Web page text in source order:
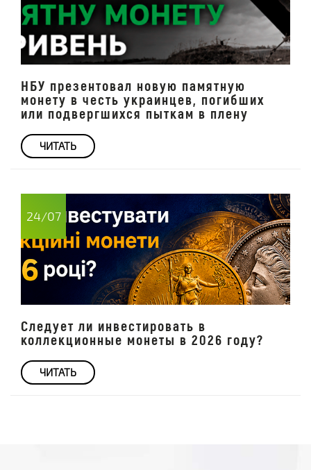
НБУ презентовал новую памятную
монету в честь украинцев, погибших
или подвергшихся пыткам в плену
ЧИТАТЬ
24/07
Следует ли инвестировать в
коллекционные монеты в 2026 году?
ЧИТАТЬ